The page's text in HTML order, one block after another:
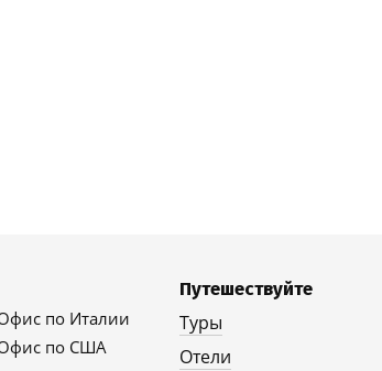
по Италии
по США
Путешествуйте
Туры
Отели